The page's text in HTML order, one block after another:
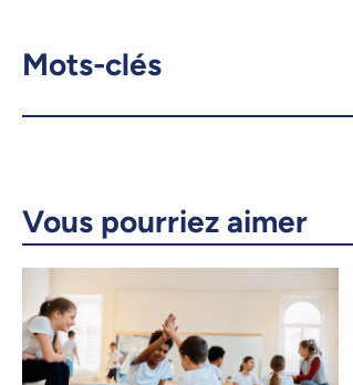
Mots-clés
Vous pourriez aimer